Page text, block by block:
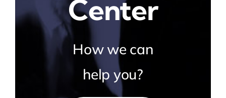
Center
How we can
help you?